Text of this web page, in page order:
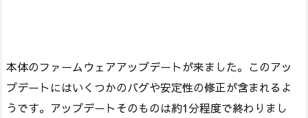
本体のファームウェアアップデートが来ました。このアッ
プデートにはいくつかのバグや安定性の修正が含まれるよ
うです。アップデートそのものは約1分程度で終わりまし